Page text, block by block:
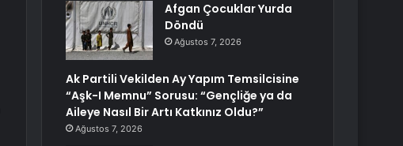
Afgan Çocuklar Yurda
Döndü
Ağustos 7, 2026
Ak Partili Vekilden Ay Yapım Temsilcisine
“Aşk-I Memnu” Sorusu: “Gençliğe ya da
Aileye Nasıl Bir Artı Katkınız Oldu?”
Ağustos 7, 2026